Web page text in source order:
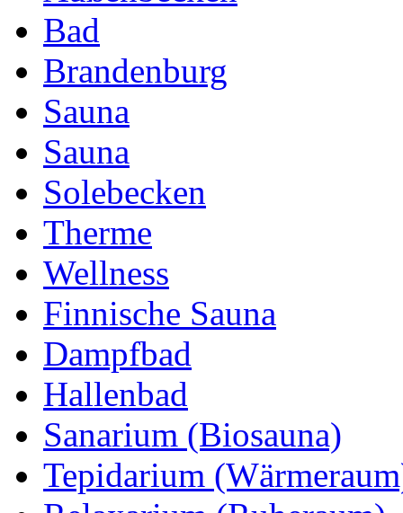
Bad
Brandenburg
Sauna
Sauna
Solebecken
Therme
Wellness
Finnische Sauna
Dampfbad
Hallenbad
Sanarium (Biosauna)
Tepidarium